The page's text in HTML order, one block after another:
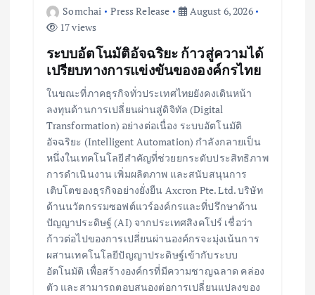
Somchai Press Release
August 6, 2026
17 views
ระบบอัตโนมัติอัจฉริยะ ก้าวสู่ความได้
เปรียบทางการแข่งขันขององค์กรไทย
ในขณะที่ภาคธุรกิจทั่วประเทศไทยยังคงเดินหน้า
ลงทุนด้านการเปลี่ยนผ่านสู่ดิจิทัล (Digital
Transformation) อย่างต่อเนื่อง ระบบอัตโนมัติ
อัจฉริยะ (Intelligent Automation) กำลังกลายเป็น
หนึ่งในเทคโนโลยีสำคัญที่ช่วยยกระดับประสิทธิภาพ
การดำเนินงาน เพิ่มผลิตภาพ และสนับสนุนการ
เติบโตของธุรกิจอย่างยั่งยืน Axcron Pte. Ltd. บริษัท
ด้านนวัตกรรมซอฟต์แวร์องค์กรและที่ปรึกษาด้าน
ปัญญาประดิษฐ์ (AI) จากประเทศสิงคโปร์ เชื่อว่า
ก้าวต่อไปของการเปลี่ยนผ่านองค์กรจะมุ่งเน้นการ
ผสานเทคโนโลยีปัญญาประดิษฐ์เข้ากับระบบ
อัตโนมัติ เพื่อสร้างองค์กรที่มีความชาญฉลาด คล่อง
ตัว และสามารถตอบสนองต่อการเปลี่ยนแปลงของ